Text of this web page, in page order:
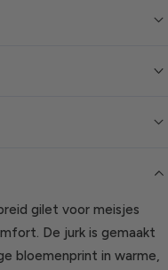
gilet voor meisjes
De jurk is gemaakt
bloemenprint in warme,